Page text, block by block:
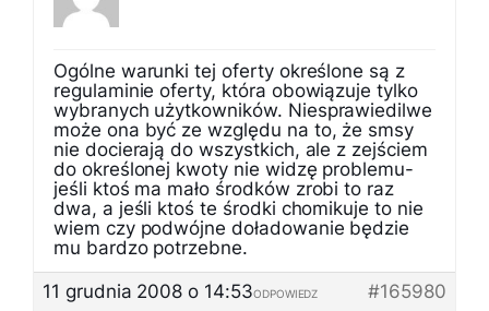
Ogólne warunki tej oferty określone są z
regulaminie oferty, która obowiązuje tylko
wybranych użytkowników. Niesprawiedilwe
może ona być ze względu na to, że smsy
nie docierają do wszystkich, ale z zejściem
do określonej kwoty nie widzę problemu-
jeśli ktoś ma mało środków zrobi to raz
dwa, a jeśli ktoś te środki chomikuje to nie
wiem czy podwójne doładowanie będzie
mu bardzo potrzebne.
11 grudnia 2008 o 14:53
#165980
ODPOWIEDZ